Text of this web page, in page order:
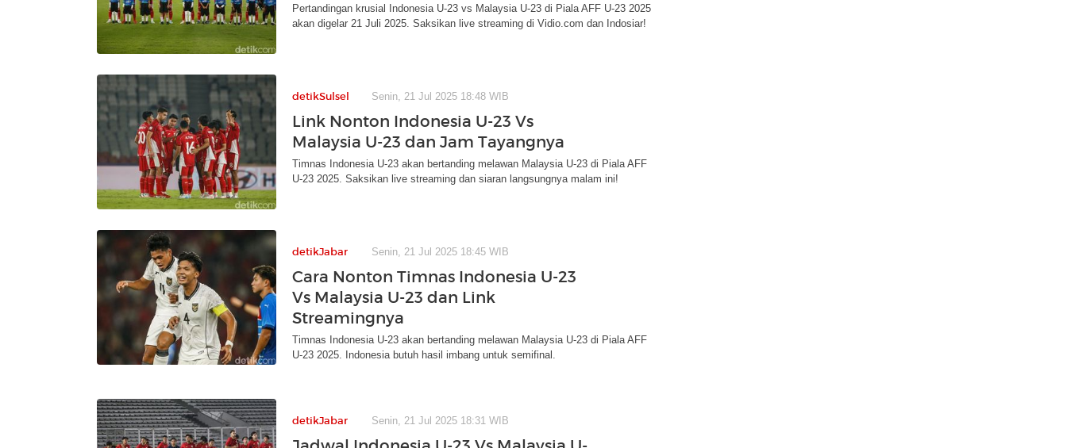
Pertandingan krusial Indonesia U-23 vs Malaysia U-23 di Piala AFF U-23 2025
akan digelar 21 Juli 2025. Saksikan live streaming di Vidio.com dan Indosiar!
detikSulsel Senin, 21 Jul 2025 18:48 WIB
Link Nonton Indonesia U-23 Vs
Malaysia U-23 dan Jam Tayangnya
Timnas Indonesia U-23 akan bertanding melawan Malaysia U-23 di Piala AFF
U-23 2025. Saksikan live streaming dan siaran langsungnya malam ini!
detikJabar Senin, 21 Jul 2025 18:45 WIB
Cara Nonton Timnas Indonesia U-23
Vs Malaysia U-23 dan Link
Streamingnya
Timnas Indonesia U-23 akan bertanding melawan Malaysia U-23 di Piala AFF
U-23 2025. Indonesia butuh hasil imbang untuk semifinal.
detikJabar Senin, 21 Jul 2025 18:31 WIB